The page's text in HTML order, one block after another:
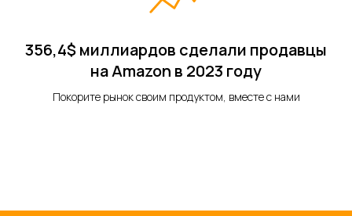
356,4$ миллиардов сделали продавцы
на Amazon в 2023 году
Покорите рынок своим продуктом, вместе с нами